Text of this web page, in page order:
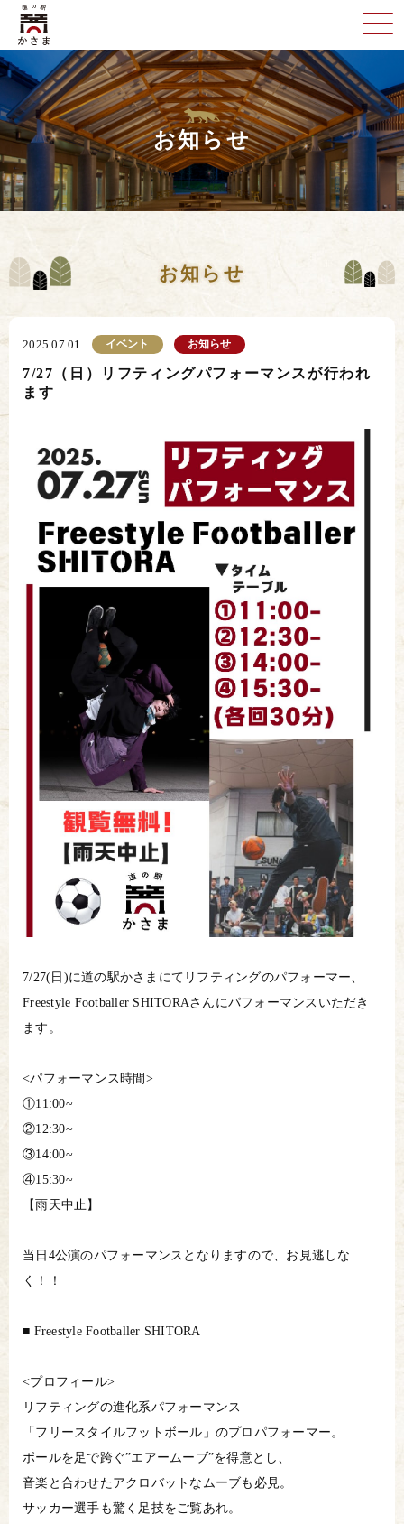
お知らせ
お知らせ
2025.07.01 イベント お知らせ
7/27（日）リフティングパフォーマンスが行われ
ます
7/27(日)に道の駅かさまにてリフティングのパフォーマー、
Freestyle Footballer SHITORAさんにパフォーマンスいただき
ます。
<パフォーマンス時間>
①11:00~
②12:30~
③14:00~
④15:30~
【雨天中止】
当日4公演のパフォーマンスとなりますので、お見逃しな
く！！
■ Freestyle Footballer SHITORA
<プロフィール>
リフティングの進化系パフォーマンス
「フリースタイルフットボール」のプロパフォーマー。
ボールを足で跨ぐ”エアームーブ”を得意とし、
音楽と合わせたアクロバットなムーブも必見。
サッカー選手も驚く足技をご覧あれ。